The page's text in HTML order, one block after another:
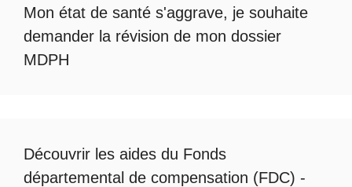
Mon état de santé s'aggrave, je souhaite
demander la révision de mon dossier
MDPH
Découvrir les aides du Fonds
départemental de compensation (FDC) -